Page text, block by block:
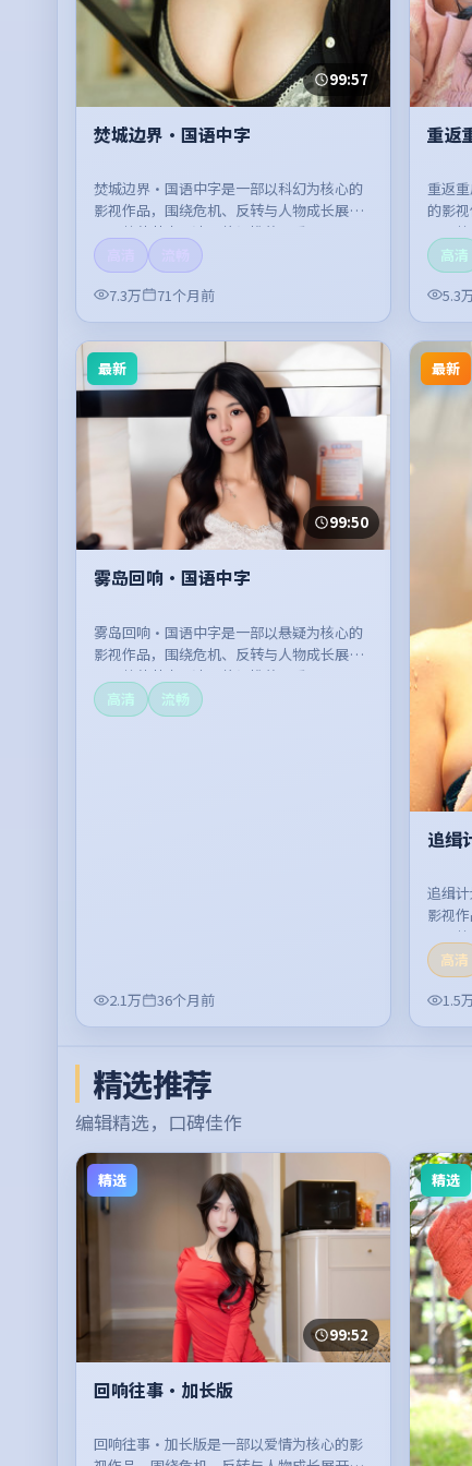
99:57
焚城边界·国语中字
焚城边界·国语中字是一部以科幻为核心的
影视作品，围绕危机、反转与人物成长展
开，整体节奏紧凑，值得推荐观看。
7.3万
71个月前
重返
重返
的影
开，
高清
5.3
最新
99:50
雾岛回响·国语中字
雾岛回响·国语中字是一部以悬疑为核心的
影视作品，围绕危机、反转与人物成长展
开，整体节奏紧凑，值得推荐观看。
高清
流畅
2.1万 36个月前
最新
追缉
追缉
影视
开，
高清
1.5
精选推荐
编辑精选，口碑佳作
精选
99:52
回响往事·加长版
回响往事·加长版是一部以爱情为核心的影
精选